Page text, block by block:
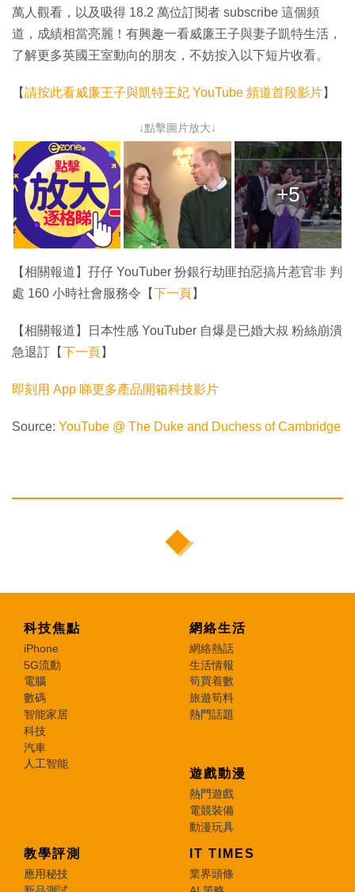
萬人觀看，以及吸得 18.2 萬位訂閱者 subscribe 這個頻
道，成績相當亮麗！有興趣一看威廉王子與妻子凱特生活，
了解更多英國王室動向的朋友，不妨按入以下短片收看。
【請按此看威廉王子與凱特王妃 YouTube 頻道首段影片】
↓點擊圖片放大↓
+5
【相關報道】孖仔 YouTuber 扮銀行劫匪拍惡搞片惹官非 判
處 160 小時社會服務令【下一頁】
【相關報道】日本性感 YouTuber 自爆是已婚大叔 粉絲崩潰
急退訂【下一頁】
即刻用 App 睇更多產品開箱科技影片
Source: YouTube @ The Duke and Duchess of Cambridge
科技焦點
iPhone
5G流動
電腦
數碼
智能家居
科技
汽車
人工智能
網絡生活
網絡熱話
生活情報
筍買着數
旅遊筍料
熱門話題
遊戲動漫
熱門遊戲
電競裝備
動漫玩具
教學評測
應用秘技
IT TIMES
業界頭條